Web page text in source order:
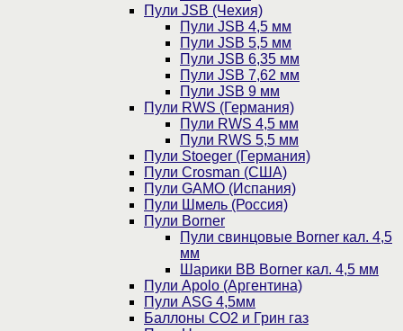
Пули JSB (Чехия)
Пули JSB 4,5 мм
Пули JSB 5,5 мм
Пули JSB 6,35 мм
Пули JSB 7,62 мм
Пули JSB 9 мм
Пули RWS (Германия)
Пули RWS 4,5 мм
Пули RWS 5,5 мм
Пули Stoeger (Германия)
Пули Crosman (США)
Пули GAMO (Испания)
Пули Шмель (Россия)
Пули Borner
Пули свинцовые Borner кал. 4,5
мм
Шарики BB Borner кал. 4,5 мм
Пули Apolo (Аргентина)
Пули ASG 4,5мм
Баллоны CO2 и Грин газ